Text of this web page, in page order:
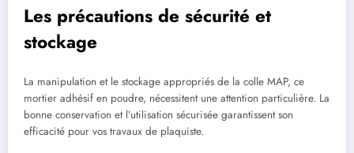
Les précautions de sécurité et
stockage
La manipulation et le stockage appropriés de la colle MAP, ce
mortier adhésif en poudre, nécessitent une attention particulière. La
bonne conservation et l’utilisation sécurisée garantissent son
efficacité pour vos travaux de plaquiste.